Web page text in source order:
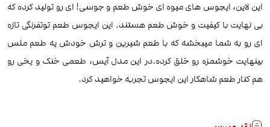
این لاین، ایجوس های میوه ای خوش طعم و جوسی! ای رو تولید کرده که
بی نهایت با کیفیت و خوش طعم هستند. این ایجوس طعم توتفرنگی تازه
ای رو به شما میبخشه که با طعم شیرین و ترش خودش یه طعم ملس
بینهایت خوشمزه رو خلق کرده.در این مدل آیس، طعمی خنک و یخی رو
هم کنار طعم شاهکار این ایجوس تجربه خواهید کرد.